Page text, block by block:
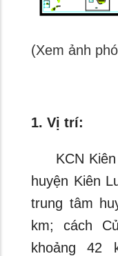
(Xem ảnh
1. Vị trí:
KCN Kiên
huyện Kiên
trung tâm
km; cách
khoảng 42